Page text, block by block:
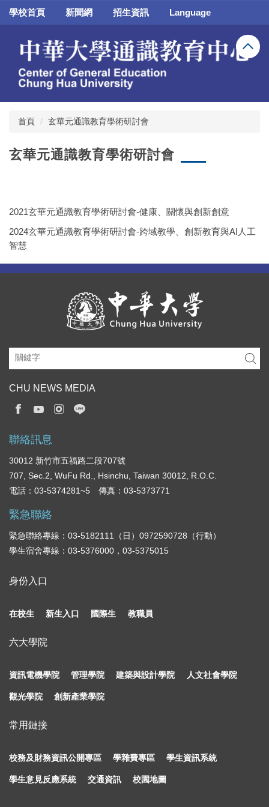
跳
學校首頁 新聞網 招生資訊 Language
首頁 玄華元通識教育學術研討會
玄華元通識教育學術研討會
2021玄華元通識教育學術研討會-健康、關懷與創新創意
2024玄華元通識教育學術研討會-跨域教學、創新教育與AI人工
智慧
CHU NEWS MEDIA
聯絡訊息
30012 新竹市五福路二段707號
707, Sec.2, WuFu Rd., Hsinchu, Taiwan 30012, R.O.C.
電話：03-5374281~5 傳真：03-5373771
緊急聯絡
緊急聯絡專線：03-5182111（日）0972590728（行動）
學生宿舍專線：03-5376000，03-5375015
身份入口
在校生 新生入口 國際生 教職員
六大學院
資訊電機學院 管理學院 建築與設計學院 人文社會學院
觀光學院 創新產業學院
常用鏈接
校務及財務資訊公開專區 學雜費專區 學生資訊系統
學生意見反應系統 交通資訊 校園地圖